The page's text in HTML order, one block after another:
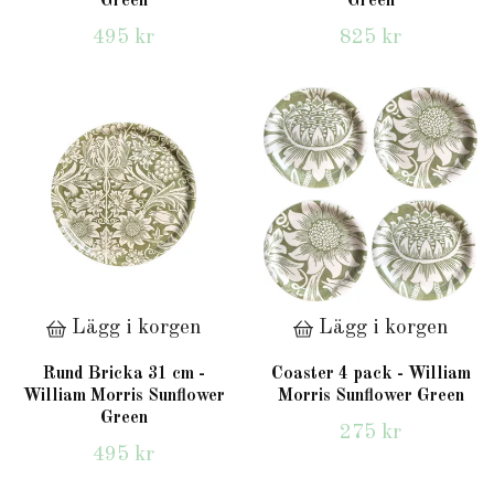
495 kr 825 kr
Lägg i korgen
Rund Bricka 31 cm -
William Morris Sunflower
Green
495 kr
Lägg i korgen
Coaster 4 pack - William
Morris Sunflower Green
275 kr